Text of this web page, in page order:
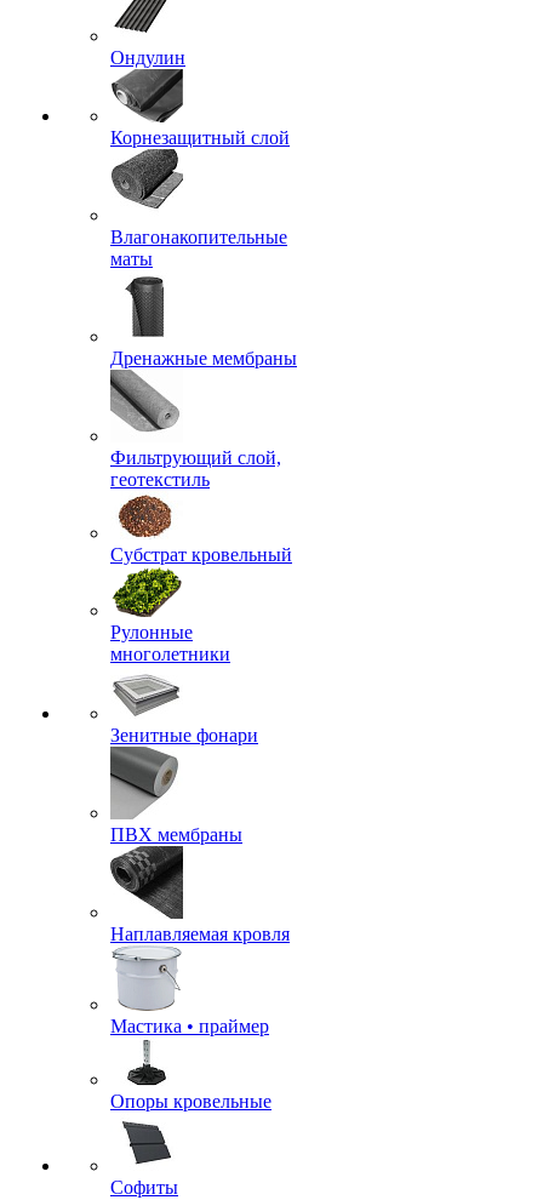
Ондулин
Корнезащитный слой
Влагонакопительные
маты
Дренажные мембраны
Фильтрующий слой,
геотекстиль
Субстрат кровельный
Рулонные
многолетники
Зенитные фонари
ПВХ мембраны
Наплавляемая кровля
Мастика • праймер
Опоры кровельные
Софиты